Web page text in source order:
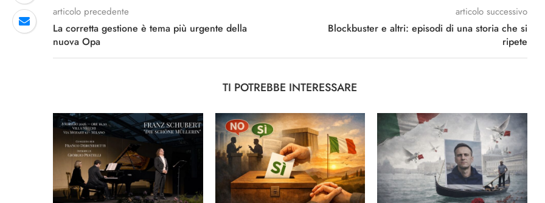
articolo precedente
La corretta gestione è tema più urgente della
nuova Opa
articolo successivo
Blockbuster e altri: episodi di una storia che si
ripete
TI POTREBBE INTERESSARE